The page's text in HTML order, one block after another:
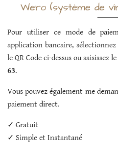
Wero (système de
Pour utiliser ce mode de
application bancaire,
le QR Code ci-dessus ou saisissez
63.
Vous pouvez également me
paiement direct.
✓ Gratuit ✓
✓ Simple et Instantané